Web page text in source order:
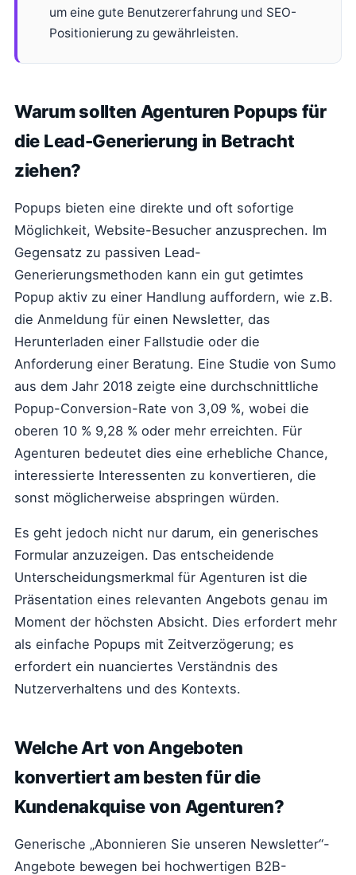
um eine gute Benutzererfahrung und SEO-
Positionierung zu gewährleisten.
Warum sollten Agenturen Popups für
die Lead-Generierung in Betracht
ziehen?
Popups bieten eine direkte und oft sofortige
Möglichkeit, Website-Besucher anzusprechen. Im
Gegensatz zu passiven Lead-
Generierungsmethoden kann ein gut getimtes
Popup aktiv zu einer Handlung auffordern, wie z.B.
die Anmeldung für einen Newsletter, das
Herunterladen einer Fallstudie oder die
Anforderung einer Beratung. Eine Studie von Sumo
aus dem Jahr 2018 zeigte eine durchschnittliche
Popup-Conversion-Rate von 3,09 %, wobei die
oberen 10 % 9,28 % oder mehr erreichten. Für
Agenturen bedeutet dies eine erhebliche Chance,
interessierte Interessenten zu konvertieren, die
sonst möglicherweise abspringen würden.
Es geht jedoch nicht nur darum, ein generisches
Formular anzuzeigen. Das entscheidende
Unterscheidungsmerkmal für Agenturen ist die
Präsentation eines relevanten Angebots genau im
Moment der höchsten Absicht. Dies erfordert mehr
als einfache Popups mit Zeitverzögerung; es
erfordert ein nuanciertes Verständnis des
Nutzerverhaltens und des Kontexts.
Welche Art von Angeboten
konvertiert am besten für die
Kundenakquise von Agenturen?
Generische „Abonnieren Sie unseren Newsletter“-
Angebote bewegen bei hochwertigen B2B-